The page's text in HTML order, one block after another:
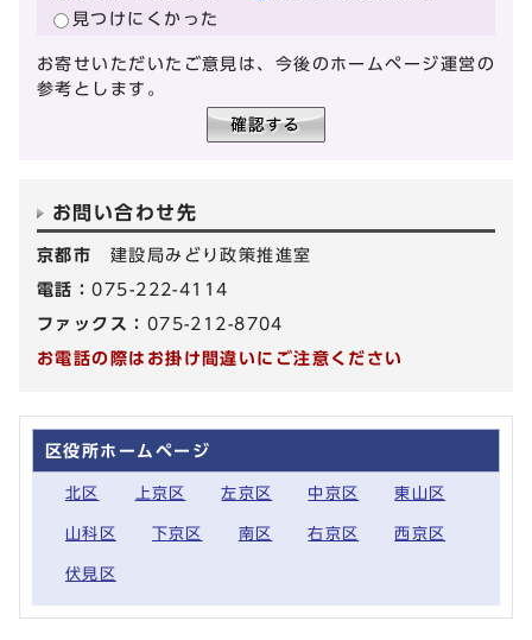
見つけにくかった
お寄せいただいたご意見は、今後のホームページ運営の
参考とします。
お問い合わせ先
京都市 建設局みどり政策推進室
電話：075-222-4114
ファックス： 075-212-8704
お電話の際はお掛け間違いにご注意ください
区役所ホームページ
北区 上京区 左京区 中京区 東山区
山科区 下京区 南区 右京区 西京区
伏見区